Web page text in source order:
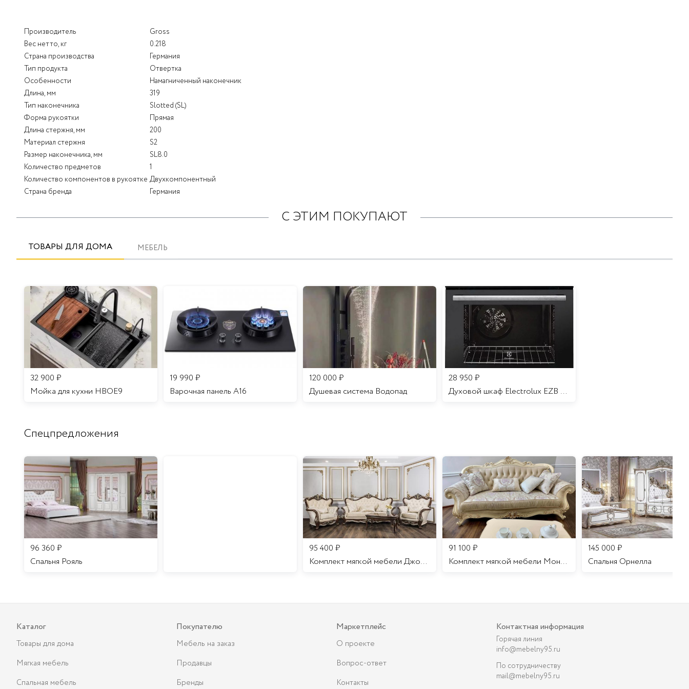
Производитель
Gross
Вес нетто, кг
0.218
Страна производства
Германия
Тип продукта
Отвертка
Особенности
Намагниченный наконечник
Длина, мм
319
Тип наконечника
Slotted (SL)
Форма рукоятки
Прямая
Длина стержня, мм
200
Материал стержня
S2
Размер наконечника, мм
SL8.0
Количество предметов
1
Количество компонентов в рукоятке Двухкомпонентный
Страна бренда
Германия
С ЭТИМ ПОКУПАЮТ
ТОВАРЫ ДЛЯ ДОМА МЕБЕЛЬ
32 900 ₽
Мойка для кухни HBOE9
19 990 ₽
Варочная панель A16
120 000 ₽
Душевая система Водопад
28 950 ₽
Духовой шкаф Electrolux EZB 52410 AK
Спецпредложения
96 360 ₽
Спальня Рояль
95 400 ₽
Комплект мягкой мебели Джоконда
91 100 ₽
Комплект мягкой мебели Мона Лиза
145 000 ₽
Cпальня Орнелла
Каталог
Товары для дома
Мягкая мебель
Спальная мебель
Покупателю
Мебель на заказ
Продавцы
Бренды
Маркетплейс
О проекте
Вопрос-ответ
Контакты
Контактная информация
Горячая линия
info@mebelny95.ru
По сотрудничеству
mail@mebelny95.ru